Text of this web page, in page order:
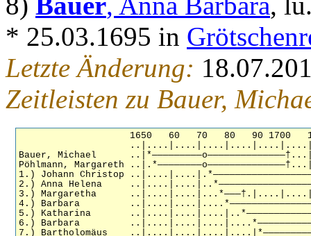
* 25.03.1695 in
Letzte Änderung:
Zeitleisten zu Bauer,